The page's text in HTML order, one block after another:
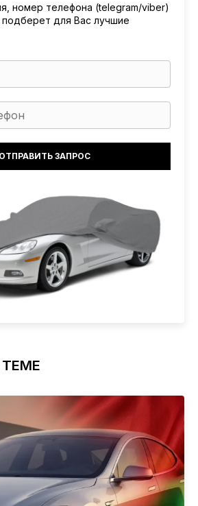
номер телефона (telegram/viber)
для Вас лучшие